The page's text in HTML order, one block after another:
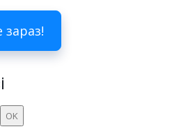
зараз!